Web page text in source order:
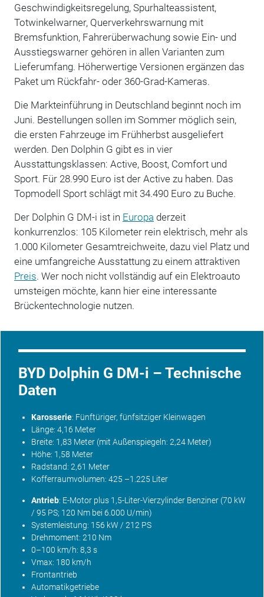
Geschwindigkeitsregelung, Spurhalteassistent,
Totwinkelwarner, Querverkehrswarnung mit
Bremsfunktion, Fahrerüberwachung sowie Ein- und
Ausstiegswarner gehören in allen Varianten zum
Lieferumfang. Höherwertige Versionen ergänzen das
Paket um Rückfahr- oder 360-Grad-Kameras.
Die Markteinführung in Deutschland beginnt noch im
Juni. Bestellungen sollen im Sommer möglich sein,
die ersten Fahrzeuge im Frühherbst ausgeliefert
werden. Den Dolphin G gibt es in vier
Ausstattungsklassen: Active, Boost, Comfort und
Sport. Für 28.990 Euro ist der Active zu haben. Das
Topmodell Sport schlägt mit 34.490 Euro zu Buche.
Der Dolphin G DM-i ist in Europa derzeit
konkurrenzlos: 105 Kilometer rein elektrisch, mehr als
1.000 Kilometer Gesamtreichweite, dazu viel Platz und
eine umfangreiche Ausstattung zu einem attraktiven
Preis. Wer noch nicht vollständig auf ein Elektroauto
umsteigen möchte, kann hier eine interessante
Brückentechnologie nutzen.
BYD Dolphin G DM-i – Technische
Daten
Karosserie: Fünftüriger, fünfsitziger Kleinwagen
Länge: 4,16 Meter
Breite: 1,83 Meter (mit Außenspiegeln: 2,24 Meter)
Höhe: 1,58 Meter
Radstand: 2,61 Meter
Kofferraumvolumen: 425 –1.225 Liter
Antrieb: E-Motor plus 1,5-Liter-Vierzylinder Benziner (70 kW
/ 95 PS; 120 Nm bei 6.000 U/min)
Systemleistung: 156 kW / 212 PS
Drehmoment: 210 Nm
0–100 km/h: 8,3 s
Vmax: 180 km/h
Frontantrieb
Automatikgetriebe